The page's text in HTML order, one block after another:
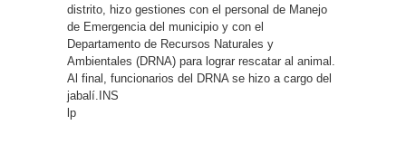
distrito, hizo gestiones con el personal de Manejo
de Emergencia del municipio y con el
Departamento de Recursos Naturales y
Ambientales (DRNA) para lograr rescatar al animal.
Al final, funcionarios del DRNA se hizo a cargo del
jabalí.INS
lp